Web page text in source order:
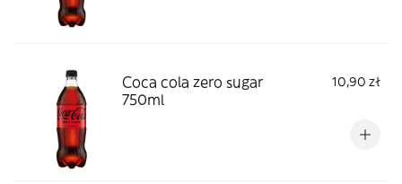
Coca cola zero sugar
750ml
10,90 zł